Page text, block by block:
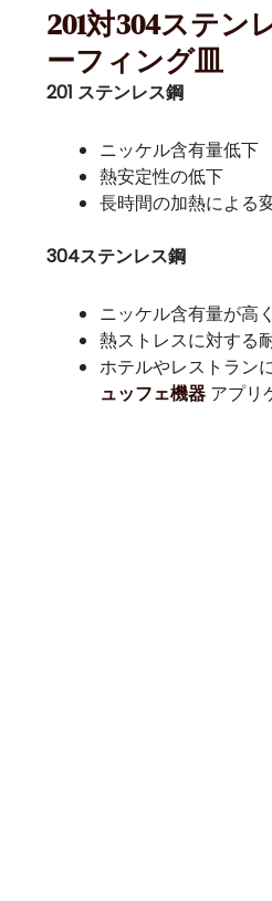
201対304ステン
ーフィング皿
201 ステンレス鋼
ニッケル含有量低下
熱安定性の低下
長時間の加熱による
304ステンレス鋼
ニッケル含有量が高
熱ストレスに対する
ホテルやレストラン
ュッフェ機器 アプリ